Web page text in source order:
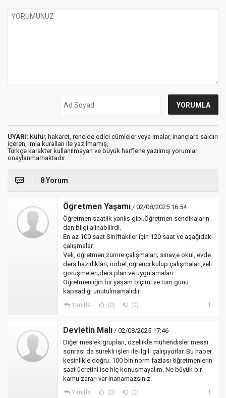
UYARI: Küfür, hakaret, rencide edici cümleler veya imalar, inançlara saldırı
içeren, imla kuralları ile yazılmamış,
Türkçe karakter kullanılmayan ve büyük harflerle yazılmış yorumlar
onaylanmamaktadır.
8 Yorum
Ögretmen Yaşamı / 02/08/2025 16:54
Öğretmen saatlik yanlış gibi.Öğretmen sendikaların
dan bilgi alinabilirdi.
En az 100 saat Siniftakiler için 120 saat ve aşağıdaki
çalışmalar.
Veli, öğretmen,zümre çalışmaları; sınav,e okul, evde
ders hazırlıkları; nöbet,öğrenci kulüp çalışmaları,veli
görüşmeleri;ders plan ve uygulamaları.
Öğretmenliğin bir yaşam biçimi ve tüm günü
kapsadığı unutulmamalıdır.
Yanıtla (0) (0)
Devletin Malı / 02/08/2025 17:46
Diğer meslek grupları, özellikle mühendisler mesai
sonrası da sürekli işleri ile ilgili çalışıyorlar. Bu haber
kesinlikle doğru. 100 bin norm fazlası öğretmenlerin
saat ücretini ise hiç konuşmayalım. Ne büyük bir
kamu zararı var inanamazsınız.
Yanıtla (0) (0)